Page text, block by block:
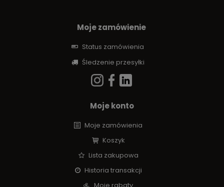
Moje zamówienie
Status zamówienia
Śledzenie przesyłki
Moje konto
Moje zamówienia
Koszyk
Lista zakupowa
Historia transakcji
Moje rabaty